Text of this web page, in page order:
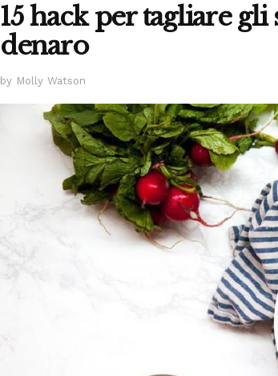
15 hack per tagliare
denaro
by Molly Watson